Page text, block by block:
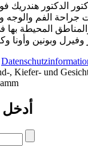
الدكتور هندريك
جراحة الفم والوجه
المحيطة بها
, Kiefer- und